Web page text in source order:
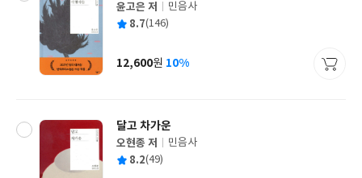
글
쓴
윤고은 저
출
사
민음사
평 8.7(146)
가
12,600원 10%
달고 차가운
글
쓴
오현종 저
출
민음사
평 8.2(49)